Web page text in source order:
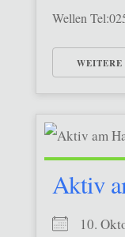
Wellen
Aktiv
10.